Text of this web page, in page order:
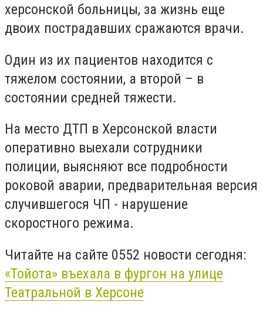
херсонской больницы, за жизнь еще
двоих пострадавших сражаются врачи.
Один из их пациентов находится с
тяжелом состоянии, а второй – в
состоянии средней тяжести.
На место ДТП в Херсонской власти
оперативно выехали сотрудники
полиции, выясняют все подробности
роковой аварии, предварительная версия
случившегося ЧП - нарушение
скоростного режима.
Читайте на сайте 0552 новости сегодня:
«Тойота» въехала в фургон на улице
Театральной в Херсоне